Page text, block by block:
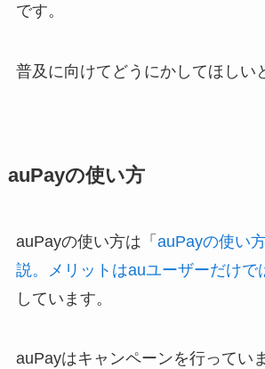
です。
普及に向けてどうにかしてほしい
auPayの使い方
auPayの使い方は「 auPayの使い
説。メリットはauユーザーだけで
しています。
auPayはキャンペーンを行っていま